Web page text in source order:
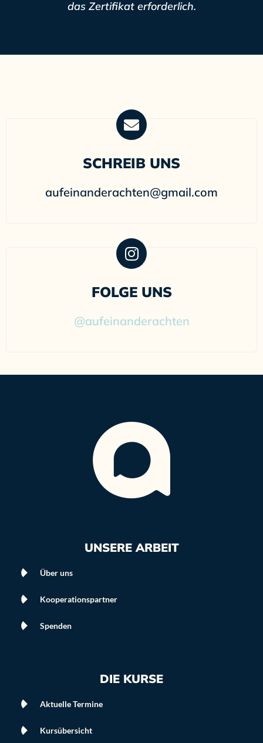
das Zertifikat erforderlich.
SCHREIB UNS
aufeinanderachten@gmail.com
FOLGE UNS
@aufeinanderachten
UNSERE ARBEIT
Über uns
Kooperationspartner
Spenden
DIE KURSE
Aktuelle Termine
Kursübersicht